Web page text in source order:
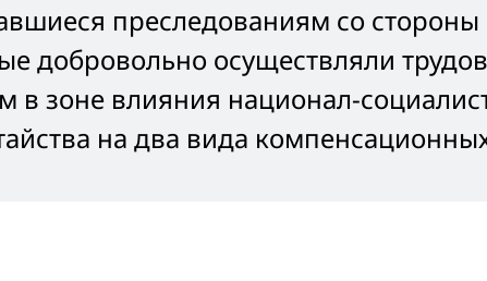
преследованиям со стороны
добровольно осуществляли
в зоне влияния национал-
на два вида